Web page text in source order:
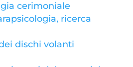
cerimoniale
ricerca
dischi volanti